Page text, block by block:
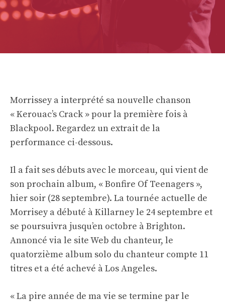
Morrissey a interprété sa nouvelle chanson
« Kerouac’s Crack » pour la première fois à
Blackpool. Regardez un extrait de la
performance ci-dessous.
Il a fait ses débuts avec le morceau, qui vient de
son prochain album, « Bonfire Of Teenagers »,
hier soir (28 septembre). La tournée actuelle de
Morrisey a débuté à Killarney le 24 septembre et
se poursuivra jusqu’en octobre à Brighton.
Annoncé via le site Web du chanteur, le
quatorzième album solo du chanteur compte 11
titres et a été achevé à Los Angeles.
« La pire année de ma vie se termine par le